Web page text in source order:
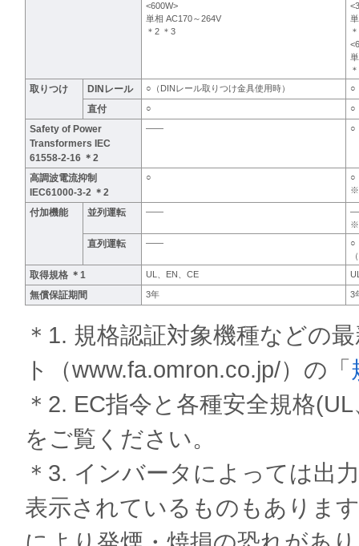
<600W>
単相 AC170～264V
＊2 ＊3
取りつけ DINレール ○（DINレール取りつけ金具使用時） ○
直付 ○ ○
Safety of Power
Transformers IEC
61558-2-16 ＊2
―― ○
高調波電流抑制
IEC61000-3-2 ＊2
○
○
付加機能 並列運転 ――
直列運転 ――
○
取得規格 ＊1 UL、EN、CE
無償保証期間 3年 3
＊1. 規格認証対象機種などの
ト（www.fa.omron.co.jp/）の「
＊2. EC指令と各種安全規格
をご覧ください。
＊3. インバータによっては出
表示されているものもありま